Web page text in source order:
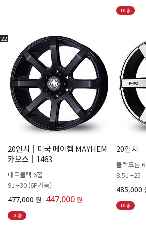
DC중
22
20인치│미국 메이헴 MAYHEM
카오스│1463
매트블랙 6홀
9J +30 (6P가능)
477,000 원 447,000 원
DC중
20인치
블랙크롬
8.5J +25
485,000
DC중